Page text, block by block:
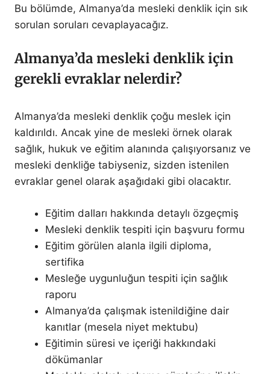
Bu bölümde, Almanya’da mesleki denklik için sık
sorulan soruları cevaplayacağız.
Almanya’da mesleki denklik için
gerekli evraklar nelerdir?
Almanya’da mesleki denklik çoğu meslek için
kaldırıldı. Ancak yine de mesleki örnek olarak
sağlık, hukuk ve eğitim alanında çalışıyorsanız ve
mesleki denkliğe tabiyseniz, sizden istenilen
evraklar genel olarak aşağıdaki gibi olacaktır.
Eğitim dalları hakkında detaylı özgeçmiş
Mesleki denklik tespiti için başvuru formu
Eğitim görülen alanla ilgili diploma,
sertifika
Mesleğe uygunluğun tespiti için sağlık
raporu
Almanya’da çalışmak istenildiğine dair
kanıtlar (mesela niyet mektubu)
Eğitimin süresi ve içeriği hakkındaki
dökümanlar